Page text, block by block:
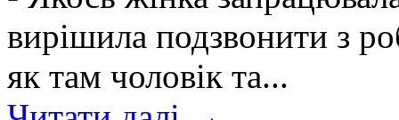
вирішила подзвонити з
як там чоловік та...